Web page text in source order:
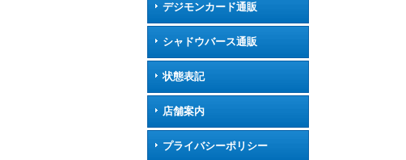
デジモンカード通販
シャドウバース通販
状態表記
店舗案内
プライバシーポリシー